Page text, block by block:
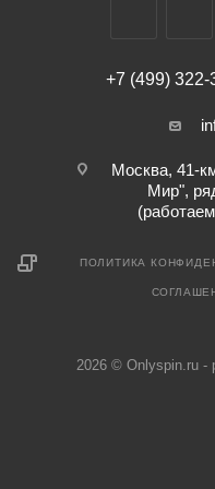
+7 (499) 322-
Москва, 41-
Мир",
ПОЛИТИКА
2026 © Onlyspin.ru -